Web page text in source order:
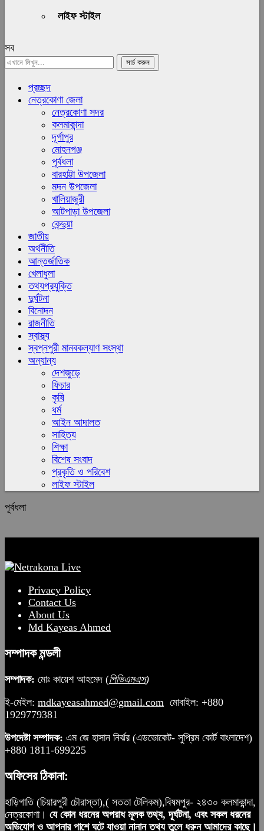
লাইফ স্টাইল
সব
প্রচ্ছদ
নেত্রকোণা জেলা
নেত্রকোণা সদর
কলমাকান্দা
দূর্গাপুর
মোহনগঞ্জ
পূর্বধলা
বারহাট্টা উপজেলা
মদন উপজেলা
খালিয়াজুরী
আটপাড়া উপজেলা
কেন্দুয়া
জাতীয়
অর্থনীতি
আন্তর্জাতিক
খেলাধুলা
তথ্যপ্রযুক্তি
দুর্ঘটনা
বিনোদন
রাজনীতি
স্বাস্থ্য
স্বপ্নপুরী মানবকল্যাণ সংস্থা
অন্যান্য
দেশজুড়ে
ফিচার
কৃষি
ধর্ম
আইন আদালত
সাহিত্য
শিক্ষা
বিশেষ সংবাদ
প্রকৃতি ও পরিবেশ
লাইফ স্টাইল
পূর্বধলা
Privacy Policy
Contact Us
About Us
Md Kayeas Ahmed
সম্পাদক মন্ডলী
সম্পাদক: মোঃ কায়েশ আহমেদ (পিভিএমএস)
ই-মেইল: mdkayeasahmed@gmail.com মোবাইল: +880
1929779381
উপদেষ্টা সম্পাদক: এম জে হাসান নির্ঝর (এডভোকেট- সুপ্রিম কোর্ট বাংলাদেশ)
+880 1811-699225
অফিসের ঠিকানা:
হাড়িগাতি (চিয়ারপুরী চৌরাস্তা),( সততা টেলিকম),বিষমপুর- ২৪৩০ কলমাকান্দা,
নেত্রকোণা। যে কোন ধরনের অপরাধ মূলক তথ্য, দূর্ঘটনা, এবং সকল ধরনের
অভিযোগ ও আপনার পাশে ঘটে যাওয়া নানান তথ্য তুলে ধরুন আমাদের কাছে।